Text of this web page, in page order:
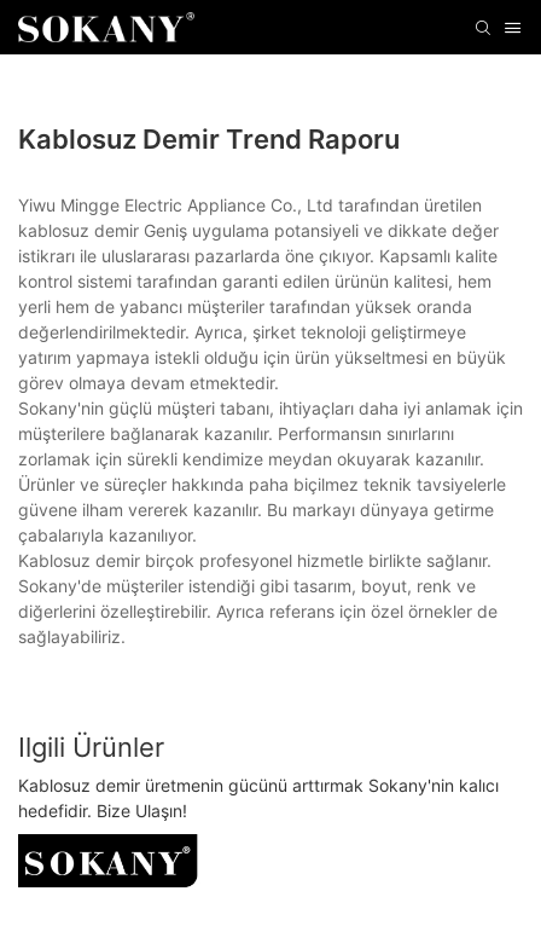
Kablosuz Demir Trend Raporu
Yiwu Mingge Electric Appliance Co., Ltd tarafından üretilen
kablosuz demir Geniş uygulama potansiyeli ve dikkate değer
istikrarı ile uluslararası pazarlarda öne çıkıyor. Kapsamlı kalite
kontrol sistemi tarafından garanti edilen ürünün kalitesi, hem
yerli hem de yabancı müşteriler tarafından yüksek oranda
değerlendirilmektedir. Ayrıca, şirket teknoloji geliştirmeye
yatırım yapmaya istekli olduğu için ürün yükseltmesi en büyük
görev olmaya devam etmektedir.
Sokany'nin güçlü müşteri tabanı, ihtiyaçları daha iyi anlamak için
müşterilere bağlanarak kazanılır. Performansın sınırlarını
zorlamak için sürekli kendimize meydan okuyarak kazanılır.
Ürünler ve süreçler hakkında paha biçilmez teknik tavsiyelerle
güvene ilham vererek kazanılır. Bu markayı dünyaya getirme
çabalarıyla kazanılıyor.
Kablosuz demir birçok profesyonel hizmetle birlikte sağlanır.
Sokany'de müşteriler istendiği gibi tasarım, boyut, renk ve
diğerlerini özelleştirebilir. Ayrıca referans için özel örnekler de
sağlayabiliriz.
Ilgili Ürünler
Kablosuz demir üretmenin gücünü arttırmak Sokany'nin kalıcı
hedefidir. Bize Ulaşın!